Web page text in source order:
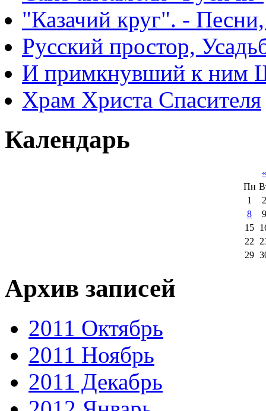
"Казачий круг". -
Русский простор,
И примкнувший к ним
Храм Христа Спасителя
Календарь
«
Пн
1
2
8
9
15
22
29
Архив записей
2011 Октябрь
2011 Ноябрь
2011 Декабрь